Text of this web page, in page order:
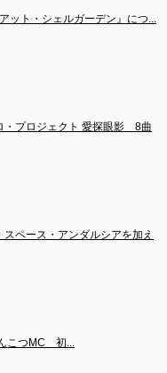
ット・シェルガーデン』につ...
・プロジェクト 愛探眼影　8曲
スペース・アンダルシアを加え
こつMC　初...